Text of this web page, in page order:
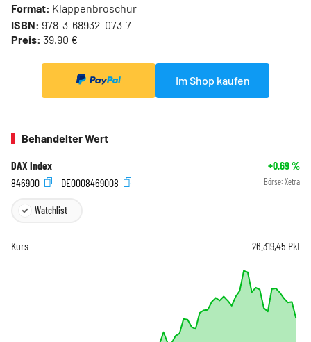
Format: Klappenbroschur
ISBN: 978-3-68932-073-7
Preis: 39,90 €
Im Shop kaufen
Behandelter Wert
DAX Index +0,69%
846900
DE0008469008 Börse: Xetra
Watchlist
Kurs 26.319,45 Pkt